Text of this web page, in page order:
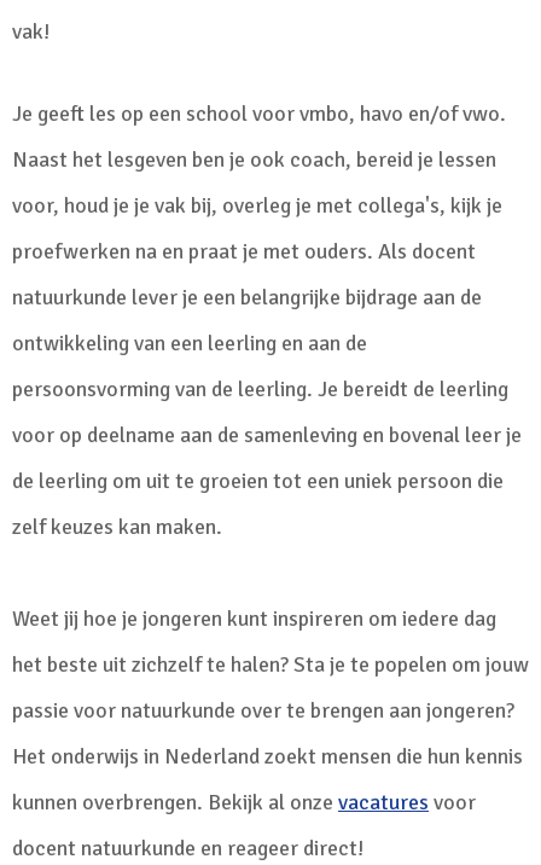
vak!
Je geeft les op een school voor vmbo, havo en/of vwo.
Naast het lesgeven ben je ook coach, bereid je lessen
voor, houd je je vak bij, overleg je met collega's, kijk je
proefwerken na en praat je met ouders. Als docent
natuurkunde lever je een belangrijke bijdrage aan de
ontwikkeling van een leerling en aan de
persoonsvorming van de leerling. Je bereidt de leerling
voor op deelname aan de samenleving en bovenal leer je
de leerling om uit te groeien tot een uniek persoon die
zelf keuzes kan maken.
Weet jij hoe je jongeren kunt inspireren om iedere dag
het beste uit zichzelf te halen? Sta je te popelen om jouw
passie voor natuurkunde over te brengen aan jongeren?
Het onderwijs in Nederland zoekt mensen die hun kennis
kunnen overbrengen. Bekijk al onze vacatures voor
docent natuurkunde en reageer direct!